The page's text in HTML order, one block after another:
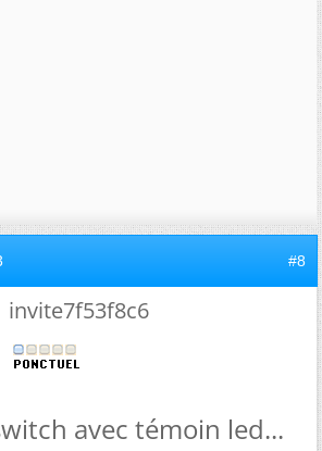
#8
invite7f53f8c6
avec témoin led...